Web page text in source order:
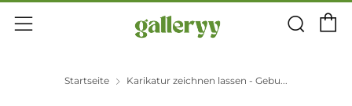
Menü
Startseite Karikatur zeichnen lassen - Gebu...